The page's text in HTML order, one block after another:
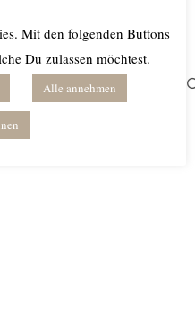
Mit den folgenden Buttons
Du zulassen möchtest.
Alle annehmen